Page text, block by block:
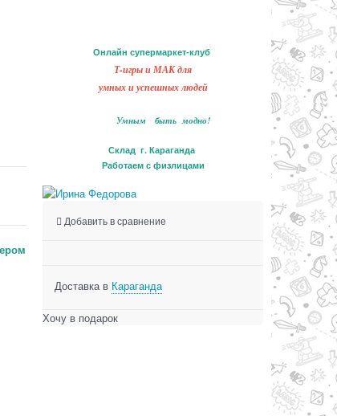
Онлайн супермаркет-клуб
Т-игры и МАК для
умных и успешных людей
Умным быть модно!
Склад г. Караганда
Работаем с физлицами
Добавить в сравнение
Доставка в Караганда
Хочу в подарок